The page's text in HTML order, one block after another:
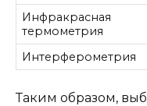
Инфракрасная
термометрия
Интерферометрия
Таким образом,